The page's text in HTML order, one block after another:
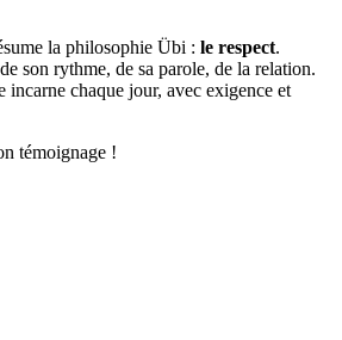
la philosophie Übi : le respect.
son rythme, de sa parole, de la relation.
incarne chaque jour, avec exigence et
témoignage !